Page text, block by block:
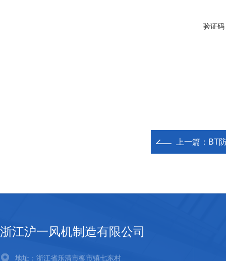
验证码
上一篇： BT
浙江沪一风机制造有限公司
地址：浙江省乐清市柳市镇七东村